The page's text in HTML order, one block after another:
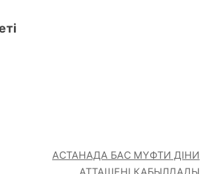
АСТАНАДА БАС МҮФТИ ДІНИ
АТТАШЕНІ ҚАБЫЛДАДЫ